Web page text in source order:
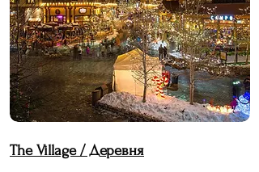
The Village / Деревня